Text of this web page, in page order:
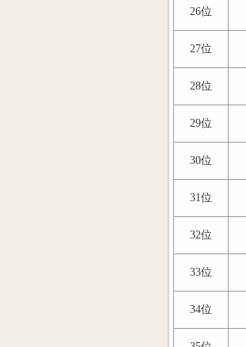
26位
27位
28位
29位
30位
31位
32位
33位
34位